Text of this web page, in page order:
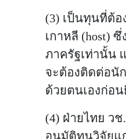
(3) เป็นทุนที่ต้
เกาหลี (host)
ภาครัฐเท่านั้น
จะต้องติดต่อนั
ด้วยตนเองก่อ
(4) ฝ่ายไทย ว
อนุมัติทุนวิจัยแ